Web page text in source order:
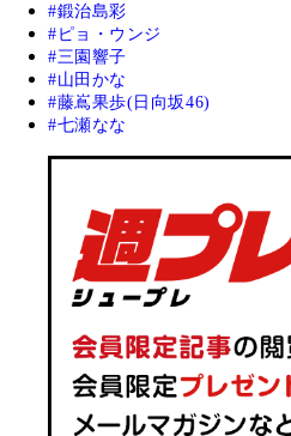
鍛治島彩
ピョ・ウンジ
三園響子
山田かな
藤嶌果歩(日向坂46)
七瀬なな